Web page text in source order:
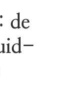
de